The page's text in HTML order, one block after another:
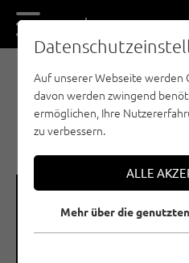
DE EN
🞽
Schwierigkeitsgrad
Auf unserer Webseite werden
davon werden zwingend
ermöglichen, Ihre
zu verbessern.
ALLE
Mehr über die